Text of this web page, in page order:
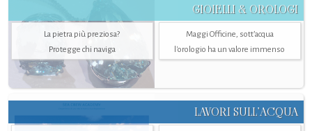
GIOIELLI & OROLOGI
La pietra più preziosa?
Protegge chi naviga
Maggi Officine, sott’acqua
l'orologio ha un valore immenso
LAVORI SULL’ACQUA